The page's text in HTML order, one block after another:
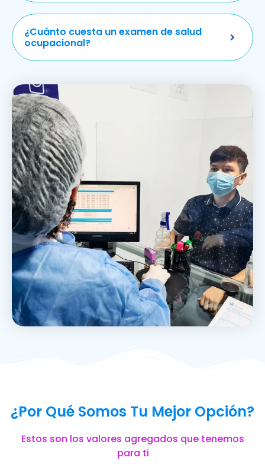
¿Cuánto cuesta un examen de salud
ocupacional?
¿Por Qué Somos Tu Mejor Opción?
Estos son los valores agregados que tenemos
para ti